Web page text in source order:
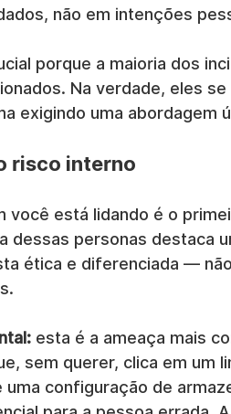
não em intenções
porque a maioria dos
Na verdade, eles
exigindo uma abordagem
risco interno
você está lidando é o
dessas personas destaca
ética e diferenciada —
esta é a ameaça mais
sem querer, clica em um
configuração de